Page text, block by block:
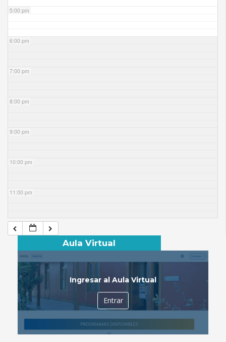
5:00 pm
6:00 pm
7:00 pm
8:00 pm
9:00 pm
10:00 pm
11:00 pm
Aula Virtual
Ingresar al Aula Virtual
Entrar